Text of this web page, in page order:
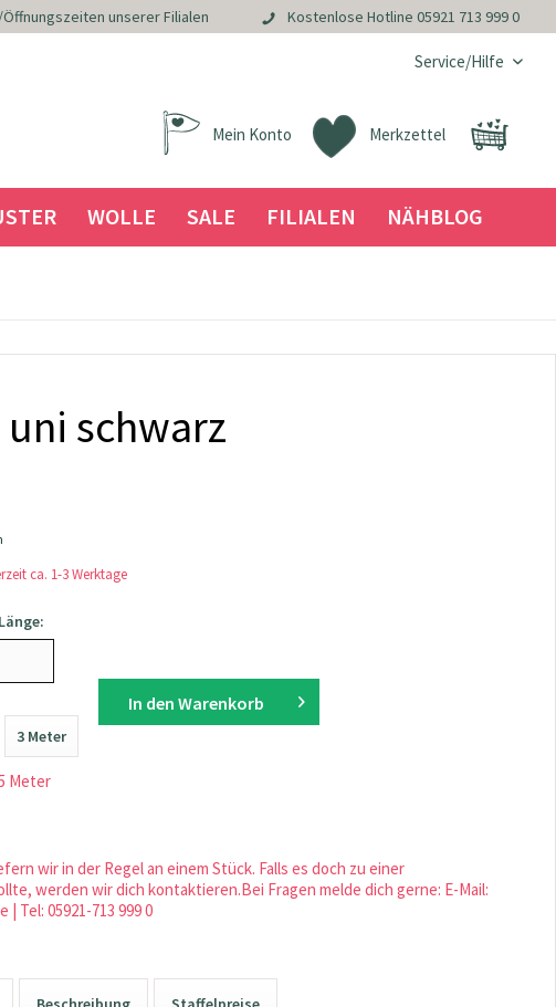
unserer Filialen Kostenlose Hotline 05921 713 999 0
Service/Hilfe
Merkzettel
Mein Konto
WOLLE SALE FILIALEN NÄHBLOG
schwarz
ca. 1-3 Werktage
3 Meter
Meter
In den Warenkorb
wir in der Regel an einem Stück. Falls es doch zu einer
werden wir dich kontaktieren.Bei Fragen melde dich gerne: E-Mail:
Tel: 05921-713 999 0